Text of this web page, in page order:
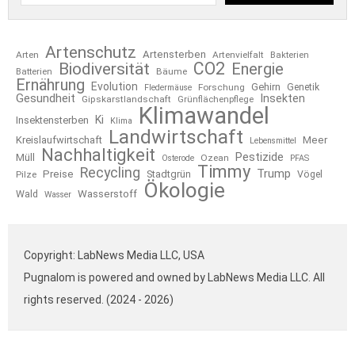
Arten Artenschutz Artensterben Artenvielfalt
Bakterien
Batterien
Biodiversität Bäume CO2 Energie
Ernährung
Evolution Fledermäuse Forschung Gehirn Genetik
Gesundheit Gipskarstlandschaft Grünflächenpflege Insekten
Insektensterben Ki Klima Klimawandel
Kreislaufwirtschaft Landwirtschaft Lebensmittel
Meer
Müll
Nachhaltigkeit Osterode Ozean Pestizide PFAS
Pilze Preise Recycling Stadtgrün Timmy Trump
Vögel
Wald
Wasser Wasserstoff Ökologie
Copyright: LabNews Media LLC, USA
Pugnalom is powered and owned by LabNews Media LLC. All
rights reserved. (2024 - 2026)